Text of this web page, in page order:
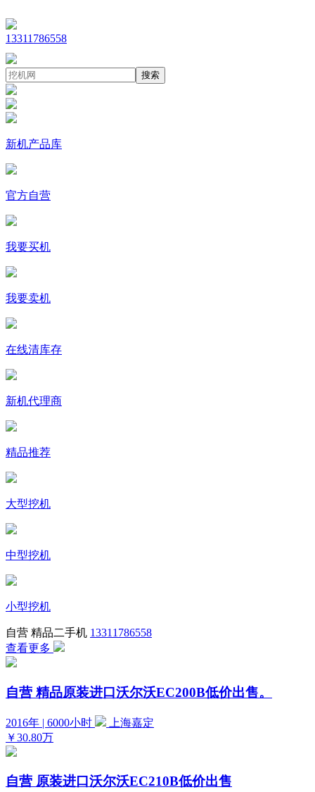
13311786558
搜索
新机产品库
官方自营
我要买机
我要卖机
在线清库存
新机代理商
精品推荐
大型挖机
中型挖机
小型挖机
自营 精品二手机 13311786558
查看更多
自营 精品原装进口沃尔沃EC200B低价出售。
2016年 | 6000小时
上海嘉定
￥30.80万
自营 原装进口沃尔沃EC210B低价出售